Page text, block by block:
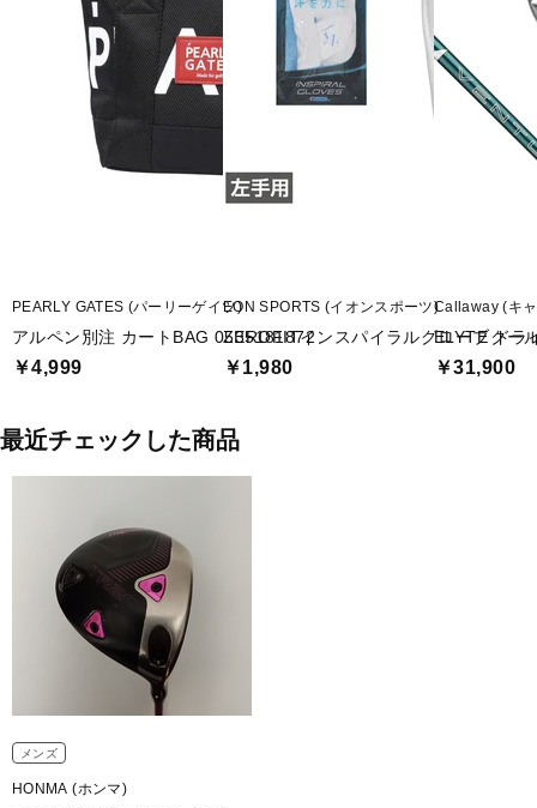
PEARLY GATES (パーリーゲイツ)
アルペン別注 カートBAG 0535181872
￥4,999
EON SPORTS (イオンスポーツ)
ZEROFITインスパイラルグローブクー
￥1,980
Callaway (キ
ELYTE ドラ
￥31,900
最近チェックした商品
メンズ
HONMA (ホンマ)